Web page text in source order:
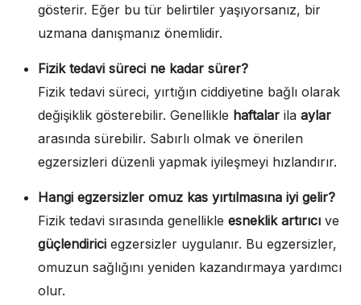
gösterir. Eğer bu tür belirtiler yaşıyorsanız, bir
uzmana danışmanız önemlidir.
Fizik tedavi süreci ne kadar sürer?
Fizik tedavi süreci, yırtığın ciddiyetine bağlı olarak
değişiklik gösterebilir. Genellikle haftalar ila aylar
arasında sürebilir. Sabırlı olmak ve önerilen
egzersizleri düzenli yapmak iyileşmeyi hızlandırır.
Hangi egzersizler omuz kas yırtılmasına iyi gelir?
Fizik tedavi sırasında genellikle esneklik artırıcı ve
güçlendirici egzersizler uygulanır. Bu egzersizler,
omuzun sağlığını yeniden kazandırmaya yardımcı
olur.